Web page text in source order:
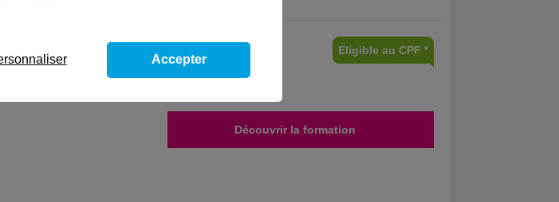
Eligible au CPF *
Découvrir la formation
Accepter